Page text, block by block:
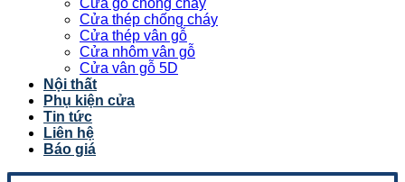
Cửa thép chống cháy
Cửa thép vân gỗ
Cửa nhôm vân gỗ
Cửa vân gỗ 5D
Nội thất
Phụ kiện cửa
Tin tức
Liên hệ
Báo giá